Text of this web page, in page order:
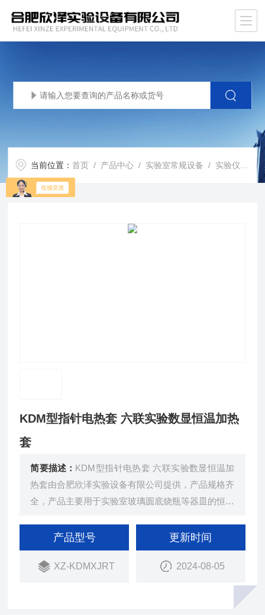
当前位置：首页 / 产品中心 / 实验室常规设备 / 实验仪器 /
KDM型指针电热套 六联实验数显恒温加热
套
简要描述： KDM型指针电热套 六联实验数显恒温加
热套由合肥欣泽实验设备有限公司提供，产品规格齐
全，产品主要用于实验室玻璃圆底烧瓶等器皿的恒温
产品型号
XZ-KDMXJRT
更新时间
2024-08-05